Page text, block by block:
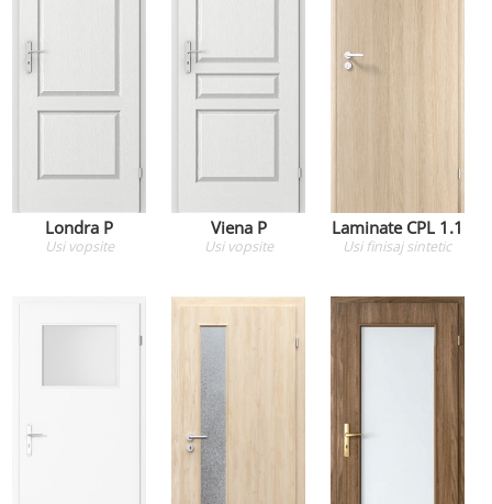
Londra P
Usi vopsite
Viena P
Usi vopsite
Laminate CPL 1.1
Usifinisaj sintetic